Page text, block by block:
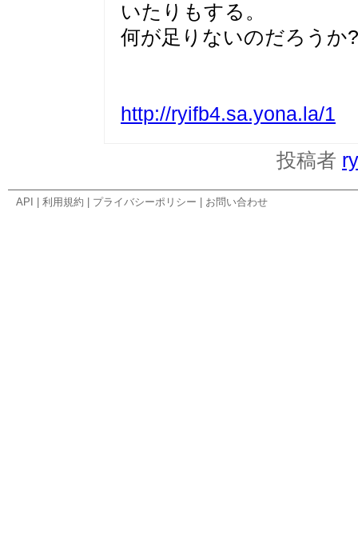
いたりもする。
何が足りないのだろうか?
http://ryifb4.sa.yona.la/1
投稿者
API 利用規約 プライバシーポリシー お問い合わせ